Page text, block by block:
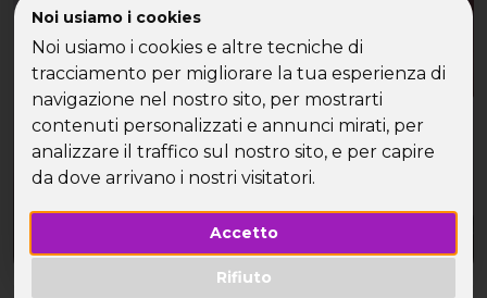
Noi usiamo i cookies
Noi usiamo i cookies e altre tecniche di
tracciamento per migliorare la tua esperienza di
navigazione nel nostro sito, per mostrarti
contenuti personalizzati e annunci mirati, per
analizzare il traffico sul nostro sito, e per capire
da dove arrivano i nostri visitatori.
Accetto
Rifiuto
Vacanze per
single..sempre una gioia!